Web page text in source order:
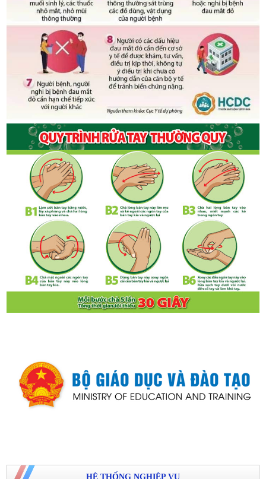
HỆ THỐNG NGHIỆP VỤ